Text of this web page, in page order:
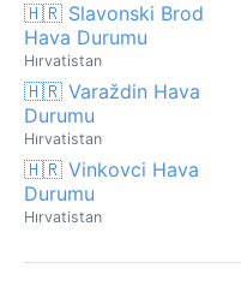
🇭🇷 Slavonski Brod
Hava Durumu
Hırvatistan
🇭🇷 Varaždin Hava
Durumu
Hırvatistan
🇭🇷 Vinkovci Hava
Durumu
Hırvatistan